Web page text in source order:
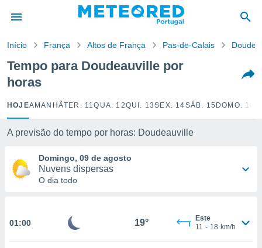
da
foi
para
fornecidas
a este
e
recolhidas
Início França Altos de França Pas-de-Calais
Tempo para Doudeauville por
horas
HOJEAMANHÃTER. 11QUA. 12QUI. 13SEX. 14SÁB. 15 DOMO. 16
A previsão do tempo por horas: Doudeauville
Domingo, 09 de agosto
Nuvens dispersas
O dia todo
01:00 19°
Este
11 - 18 km/h